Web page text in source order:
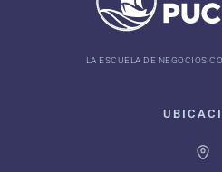
LA ESCUELA DE NEGOCIOS